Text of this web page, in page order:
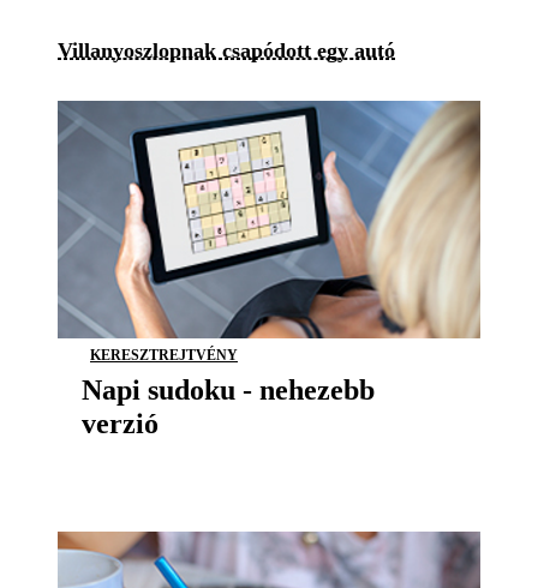
Villanyoszlopnak csapódott egy autó
KERESZTREJTVÉNY
Napi sudoku - nehezebb
verzió